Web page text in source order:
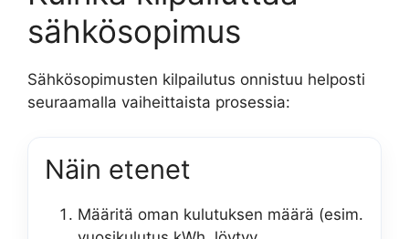
sähkösopimus
Sähkösopimusten kilpailutus onnistuu helposti
seuraamalla vaiheittaista prosessia:
Näin etenet
Määritä oman kulutuksen määrä (esim.